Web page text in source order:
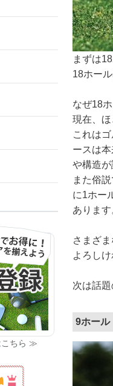
まずは
18ホー
なぜ18
現在、ほ
これは
ースは
や構造が
また俗
に1ホー
あります
さまざ
よろし
次は話題
9ホール
こちら ≫